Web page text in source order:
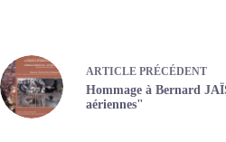
ARTICLE PRÉCÉDENT
Hommage à Bernard
aériennes"